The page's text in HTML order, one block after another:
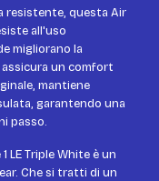
resistente, questa Air
all'uso
migliorano la
un comfort
mantiene
garantendo una
passo.
LE Triple White è un
Che si tratti di un